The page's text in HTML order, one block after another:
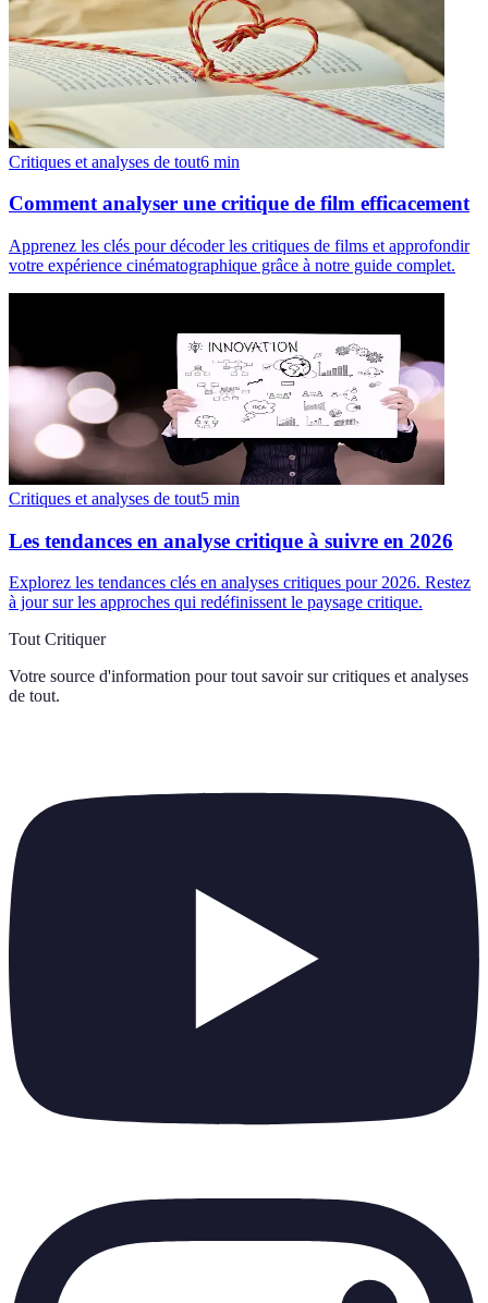
Critiques et analyses de tout6 min
Comment analyser une critique de film efficacement
Apprenez les clés pour décoder les critiques de films et approfondir
votre expérience cinématographique grâce à notre guide complet.
Critiques et analyses de tout5 min
Les tendances en analyse critique à suivre en 2026
Explorez les tendances clés en analyses critiques pour 2026. Restez
à jour sur les approches qui redéfinissent le paysage critique.
Tout Critiquer
Votre source d'information pour tout savoir sur critiques et analyses
de tout.